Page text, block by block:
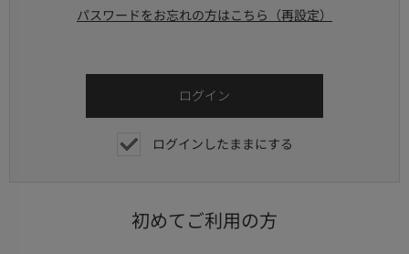
パスワードをお忘れの方はこちら（再設定）
ログインしたままにする
初めてご利用の方